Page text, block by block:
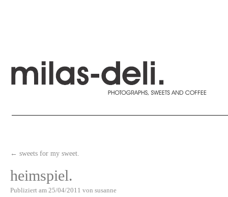
← sweets for my sweet.
heimspiel.
Publiziert am 25/04/2011 von susanne